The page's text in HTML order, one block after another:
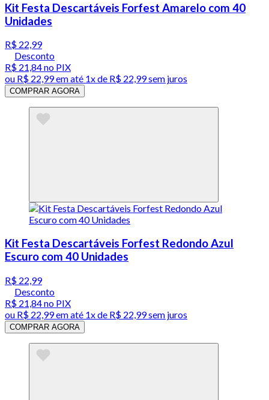
Kit Festa Descartáveis Forfest Amarelo com 40
Unidades
R$ 22,99
Desconto
R$ 21,84no PIX
ou R$ 22,99em até 1x de R$ 22,99sem juros
COMPRAR AGORA
Kit Festa Descartáveis Forfest Redondo Azul
Escuro com 40 Unidades
R$ 22,99
Desconto
R$ 21,84no PIX
ou R$ 22,99em até 1x de R$ 22,99sem juros
COMPRAR AGORA